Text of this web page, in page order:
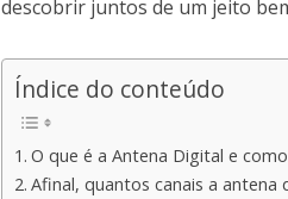
descobrir juntos de um jeito
Índice do conteúdo
O que é a Antena Digital e
Afinal, quantos canais a antena